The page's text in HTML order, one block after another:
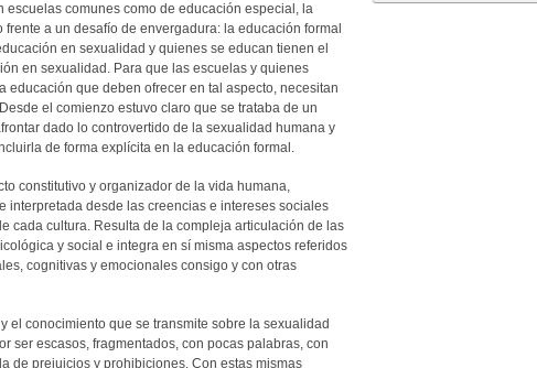
escuelas comunes como de educación especial, la
a un desafío de envergadura: la educación formal
en sexualidad y quienes se educan tienen el
en sexualidad. Para que las escuelas y quienes
educación que deben ofrecer en tal aspecto, necesitan
el comienzo estuvo claro que se trataba de un
dado lo controvertido de la sexualidad humana y
de forma explícita en la educación formal.
constitutivo y organizador de la vida humana,
interpretada desde las creencias e intereses sociales
cada cultura. Resulta de la compleja articulación de las
y social e integra en sí misma aspectos referidos
cognitivas y emocionales consigo y con otras
el conocimiento que se transmite sobre la sexualidad
ser escasos, fragmentados, con pocas palabras, con
de prejuicios y prohibiciones. Con estas mismas